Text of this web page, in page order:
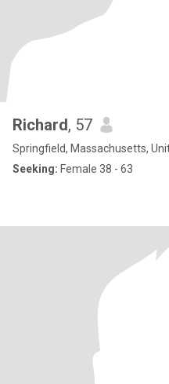
Richard, 57
Springfield, Massachusetts,
Seeking: Female 38 - 63